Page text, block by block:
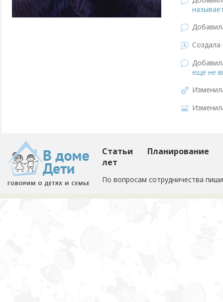
еще не
Статьи
Планирование
лет
По вопросам сотрудничества